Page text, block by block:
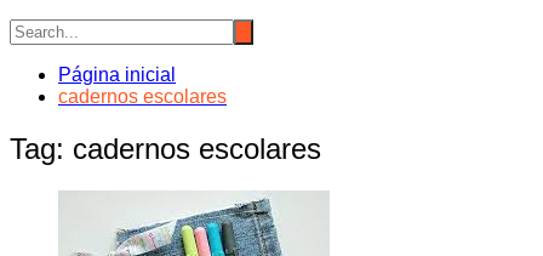
Página inicial
cadernos escolares
Tag: cadernos escolares